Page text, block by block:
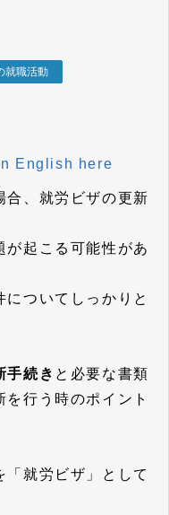
就職活動
English here
合、就労ビザの更新
が起こる可能性があ
ついてしっかりと
手続き と必要な書類
行う時のポイント
就労ビザ」として